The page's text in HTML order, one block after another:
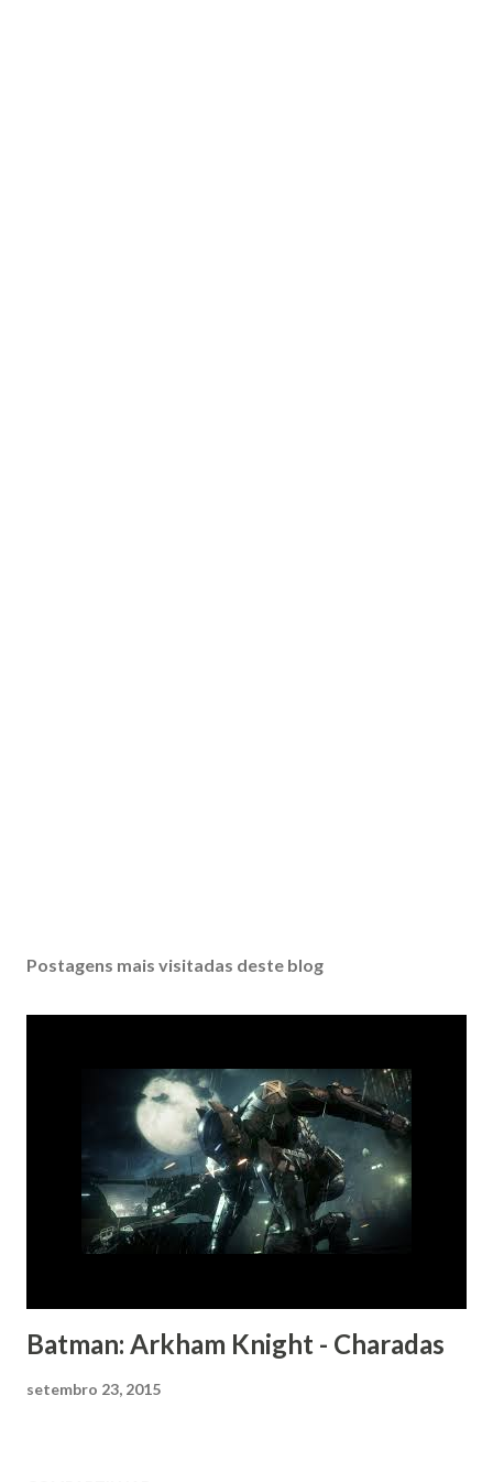
Postagens mais visitadas deste blog
Batman: Arkham Knight - Charadas
setembro 23, 2015